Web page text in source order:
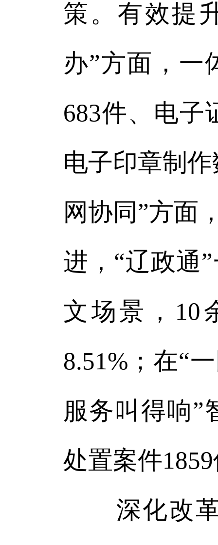
策。有效提
办”方面，一
683件、电子
电子印章制
网协同”方面
进，“辽政通
文场景，10
8.51%；在“
服务叫得响”
处置案件
深化改革